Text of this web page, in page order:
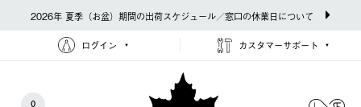
2026年 夏季（お盆）期間の出荷スケジュール／窓口の休業日について
ログイン カスタマーサポート
0